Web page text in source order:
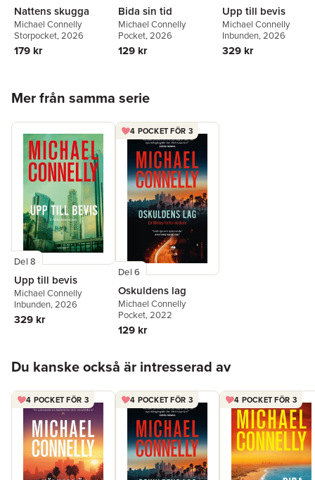
Nattens skugga
Michael Connelly
Storpocket, 2026
179 kr
Bida sin tid
Michael Connelly
Pocket, 2026
129 kr
Upp till bevis
Michael Connelly
Inbunden, 2026
329 kr
Mer från samma serie
Del 8
Upp till bevis
Michael Connelly
Inbunden, 2026
329 kr
4 POCKET FÖR 3
Del 6
Oskuldens lag
Michael Connelly
Pocket, 2022
129 kr
Du kanske också är intresserad av
4 POCKET FÖR 3 4 POCKET FÖR 3 4 POCKET FÖR 3